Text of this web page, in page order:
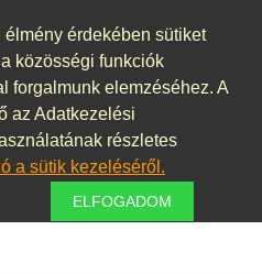
érdekében sütiket
közösségi funkciók
forgalmunk elemzéséhez. A
az Adatkezelési
részletes
a sütik kezeléséről.
ELFOGADOM